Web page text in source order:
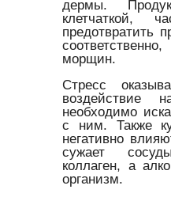
дермы.
клетчаткой,
предотвратить
морщин.
Стресс
воздействие
необходимо
с ним. Также
негативно
сужает
коллаген, а
организм.